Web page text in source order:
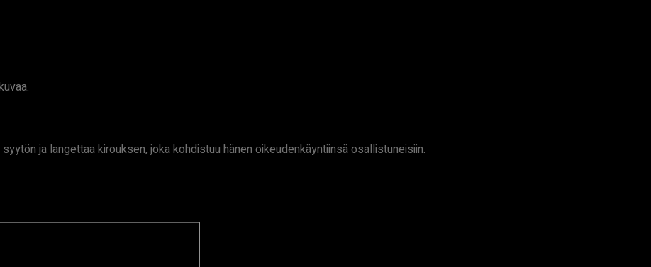
ja langettaa kirouksen, joka kohdistuu hänen oikeudenkäyntiinsä osallistuneisiin.